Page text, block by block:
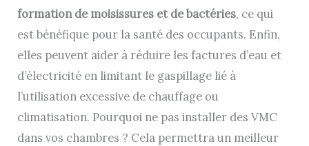
formation de moisissures et de bactéries, ce qui
est bénéfique pour la santé des occupants. Enfin,
elles peuvent aider à réduire les factures d’eau et
d’électricité en limitant le gaspillage lié à
l’utilisation excessive de chauffage ou
climatisation. Pourquoi ne pas installer des VMC
dans vos chambres ? Cela permettra un meilleur